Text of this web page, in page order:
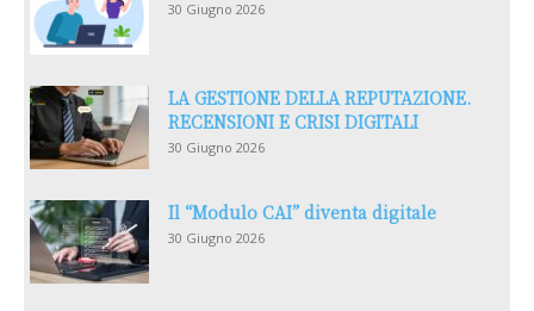
30 Giugno 2026
LA GESTIONE DELLA REPUTAZIONE.
RECENSIONI E CRISI DIGITALI
30 Giugno 2026
Il “Modulo CAI” diventa digitale
30 Giugno 2026